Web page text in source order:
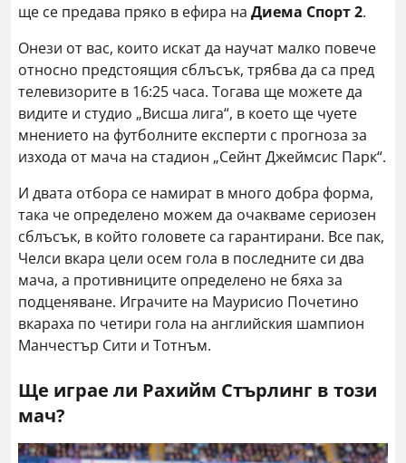
ще се предава пряко в ефира на Диема Спорт 2.
Онези от вас, които искат да научат малко повече
относно предстоящия сблъсък, трябва да са пред
телевизорите в 16:25 часа. Тогава ще можете да
видите и студио „Висша лига“, в което ще чуете
мнението на футболните експерти с прогноза за
изхода от мача на стадион „Сейнт Джеймсис Парк“.
И двата отбора се намират в много добра форма,
така че определено можем да очакваме сериозен
сблъсък, в който головете са гарантирани. Все пак,
Челси вкара цели осем гола в последните си два
мача, а противниците определено не бяха за
подценяване. Играчите на Маурисио Почетино
вкараха по четири гола на английския шампион
Манчестър Сити и Тотнъм.
Ще играе ли Рахийм Стърлинг в този
мач?